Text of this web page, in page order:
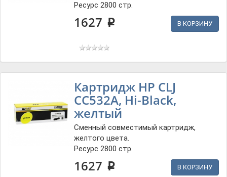
Ресурс 2800 стр.
1627 p В КОРЗИНУ
Картридж HP СLJ
CC532A, Hi-Black,
желтый
Сменный совместимый картридж,
желтого цвета.
Ресурс 2800 стр.
1627 p В КОРЗИНУ